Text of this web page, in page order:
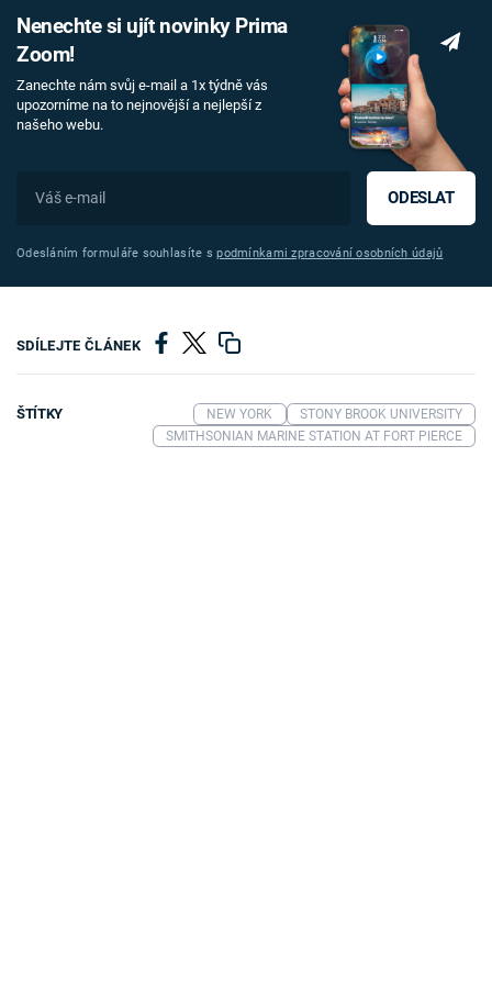
Nenechte si ujít novinky Prima
Zoom!
Zanechte nám svůj e-mail a 1x týdně vás
upozorníme na to nejnovější a nejlepší z
našeho webu.
ODESLAT
Odesláním formuláře souhlasíte spodmínkami zpracování osobních údajů
SDÍLEJTE ČLÁNEK
ŠTÍTKY NEW YORK
STONY BROOK UNIVERSITY
SMITHSONIAN MARINE STATION AT FORT PIERCE